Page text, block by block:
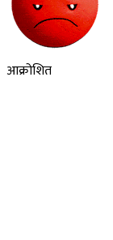
आक्रोशित